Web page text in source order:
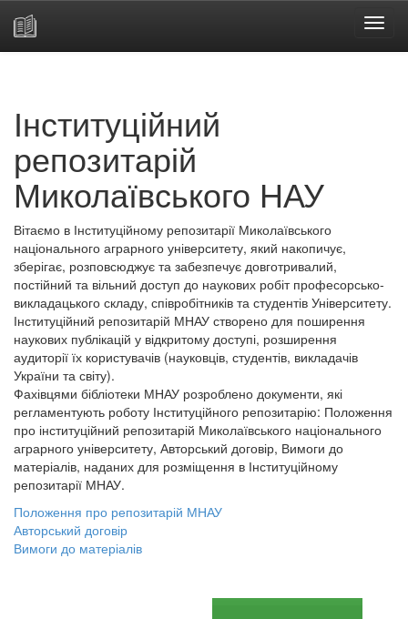
Інституційний
репозитарій
Миколаївського НАУ
Вітаємо в Інституційному репозитарії Миколаївського
національного аграрного університету, який накопичує,
зберігає, розповсюджує та забезпечує довготривалий,
постійний та вільний доступ до наукових робіт професорсько-
викладацького складу, співробітників та студентів Університету.
Інституційний репозитарій МНАУ створено для поширення
наукових публікацій у відкритому доступі, розширення
аудиторії їх користувачів (науковців, студентів, викладачів
України та світу).
Фахівцями бібліотеки МНАУ розроблено документи, які
регламентують роботу Інституційного репозитарію: Положення
про інституційний репозитарій Миколаївського національного
аграрного університету, Авторський договір, Вимоги до
матеріалів, наданих для розміщення в Інституційному
репозитарії МНАУ.
Положення про репозитарій МНАУ
Авторський договір
Вимоги до матеріалів